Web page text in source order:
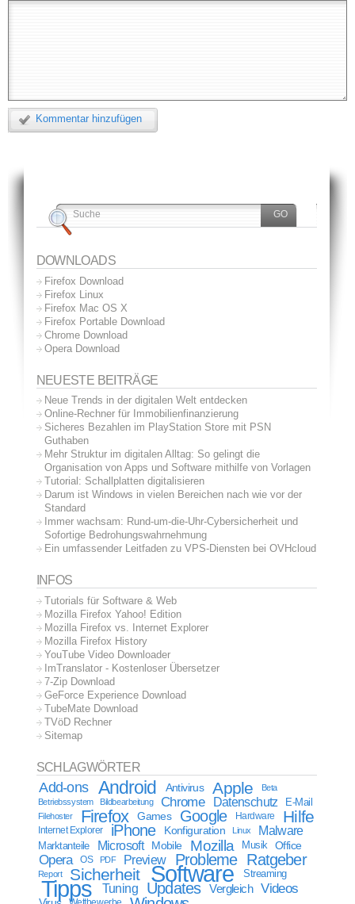
Kommentar hinzufügen
DOWNLOADS
Firefox Download
Firefox Linux
Firefox Mac OS X
Firefox Portable Download
Chrome Download
Opera Download
NEUESTE BEITRÄGE
Neue Trends in der digitalen Welt entdecken
Online-Rechner für Immobilienfinanzierung
Sicheres Bezahlen im PlayStation Store mit PSN
Guthaben
Mehr Struktur im digitalen Alltag: So gelingt die
Organisation von Apps und Software mithilfe von Vorlagen
Tutorial: Schallplatten digitalisieren
Darum ist Windows in vielen Bereichen nach wie vor der
Standard
Immer wachsam: Rund-um-die-Uhr-Cybersicherheit und
Sofortige Bedrohungswahrnehmung
Ein umfassender Leitfaden zu VPS-Diensten bei OVHcloud
INFOS
Tutorials für Software & Web
Mozilla Firefox Yahoo! Edition
Mozilla Firefox vs. Internet Explorer
Mozilla Firefox History
YouTube Video Downloader
ImTranslator - Kostenloser Übersetzer
7-Zip Download
GeForce Experience Download
TubeMate Download
TVöD Rechner
Sitemap
SCHLAGWÖRTER
Add-ons Android Antivirus Apple
Beta
Betriebssystem
Bildbearbeitung Chrome Datenschutz E-Mail
Filehoster Firefox Games Google Hardware Hilfe
Internet Explorer iPhone Konfiguration Linux Malware
Marktanteile Microsoft Mobile Mozilla Musik Office
Opera OS PDF Preview Probleme Ratgeber
Report Sicherheit Software Streaming
Tipps Tuning Updates Vergleich Videos